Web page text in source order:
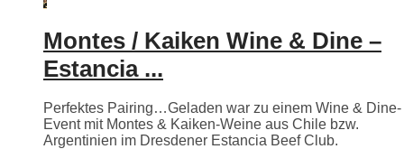
Montes / Kaiken Wine & Dine –
Estancia ...
Perfektes Pairing…Geladen war zu einem Wine & Dine-
Event mit Montes & Kaiken-Weine aus Chile bzw.
Argentinien im Dresdener Estancia Beef Club.